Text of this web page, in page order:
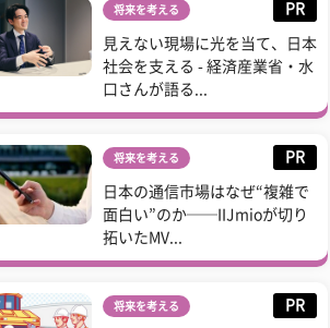
将来を考える PR
見えない現場に光を当て、日本
社会を支える - 経済産業省・水
口さんが語る...
将来を考える PR
日本の通信市場はなぜ“複雑で
面白い”のか──IIJmioが切り
拓いたMV...
将来を考える PR